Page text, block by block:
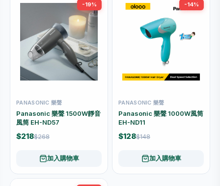
-19%
PANASONIC 樂聲
Panasonic 樂聲 1500W靜音
風筒 EH-ND57
$218$268
加入購物車
-14%
PANASONIC 樂聲
Panasonic 樂聲 1000W風筒
EH-ND11
$128$148
加入購物車